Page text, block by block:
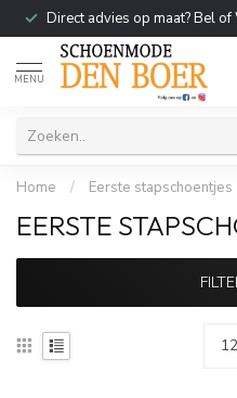
Direct advies op maat? Bel
MENU
Home / Eerste stapschoentjes
EERSTE